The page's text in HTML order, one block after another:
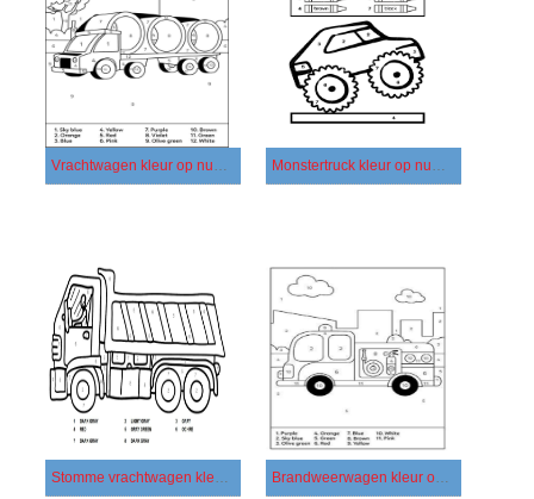
Vrachtwagen kleur op nummer - afbeelding 2 Monstertruck kleur op nummer
Stomme vrachtwagen kleur op nummer Brandweerwagen kleur op nummer 2